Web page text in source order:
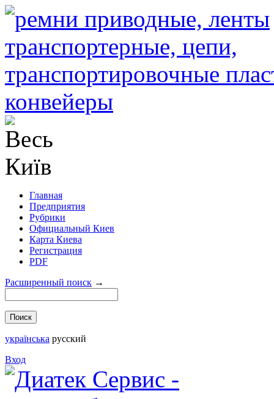
Главная
Предприятия
Рубрики
Официальный Киев
Карта Киева
Регистрация
PDF
Расширенный поиск →
українська русский
Вход